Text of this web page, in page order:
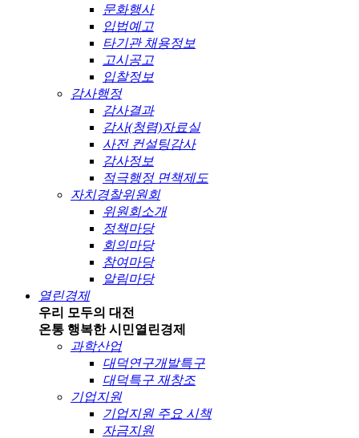
문화행사
입법예고
타기관 채용정보
고시공고
입찰정보
감사행정
감사결과
감사(청렴)자료실
사전 컨설팅감사
감사정보
적극행정 면책제도
자치경찰위원회
위원회소개
정책마당
회의마당
참여마당
알림마당
열린경제
우리 모두의 대전
온통 행복한 시민열린경제
과학산업
대덕연구개발특구
대덕특구 재창조
기업지원
기업지원 주요 시책
자금지원